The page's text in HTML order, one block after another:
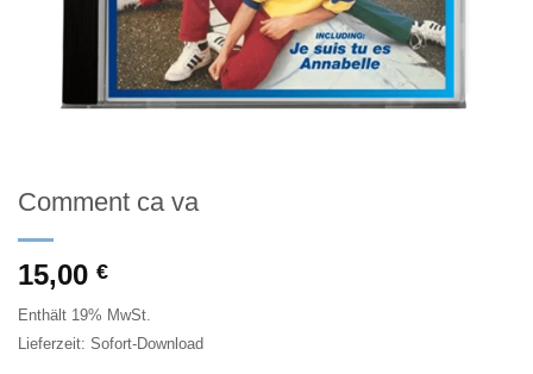
Comment ca va
15,00 €
Enthält 19% MwSt.
Lieferzeit: Sofort-Download